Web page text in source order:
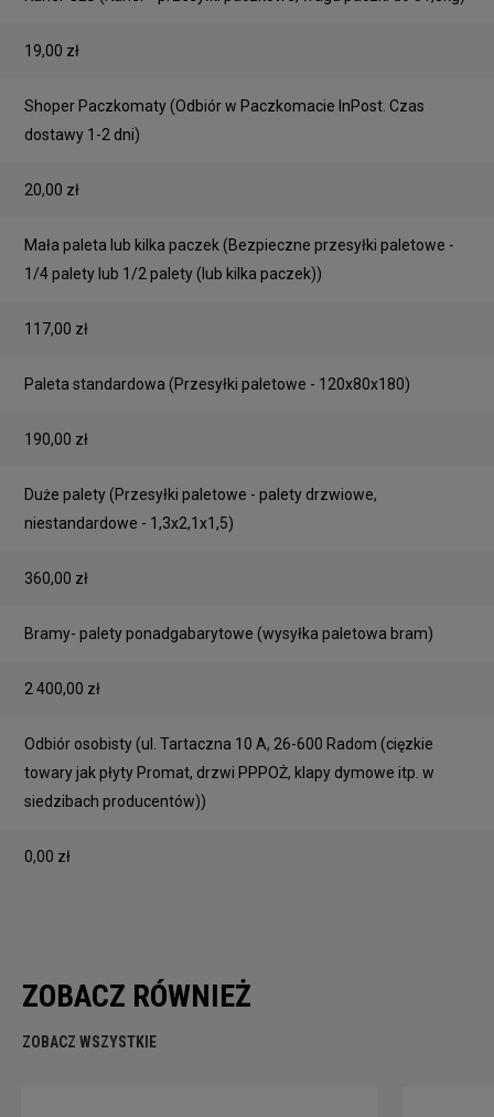
19,00 zł
Shoper Paczkomaty(Odbiór w Paczkomacie InPost. Czas
dostawy 1-2 dni)
20,00 zł
Mała paleta lub kilka paczek (Bezpieczne przesyłki paletowe -
1/4 palety lub 1/2 palety (lub kilka paczek))
117,00 zł
Paleta standardowa (Przesyłki paletowe - 120x80x180)
190,00 zł
Duże palety(Przesyłki paletowe - palety drzwiowe,
niestandardowe - 1,3x2,1x1,5)
360,00 zł
Bramy- palety ponadgabarytowe (wysyłka paletowa bram)
2 400,00 zł
Odbiór osobisty(ul. Tartaczna 10 A, 26-600 Radom (cięzkie
towary jak płyty Promat, drzwi PPPOŻ, klapy dymowe itp. w
siedzibach producentów))
0,00 zł
ZOBACZ RÓWNIEŻ
ZOBACZ WSZYSTKIE